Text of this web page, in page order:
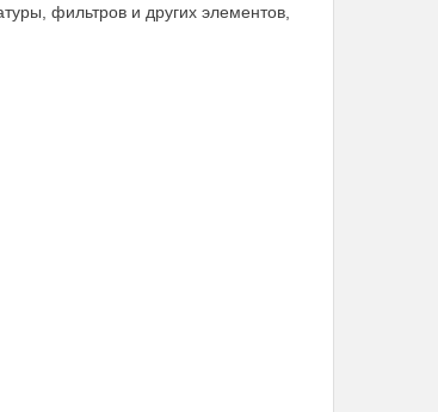
фильтров и других элементов,